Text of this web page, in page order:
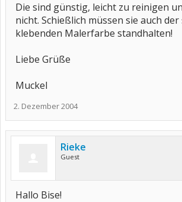
Die sind günstig, leicht zu reinigen
nicht. Schießlich müssen sie auch
klebenden Malerfarbe standhalten!
Liebe Grüße
Muckel
2. Dezember 2004
Rieke
Guest
Hallo Bise!